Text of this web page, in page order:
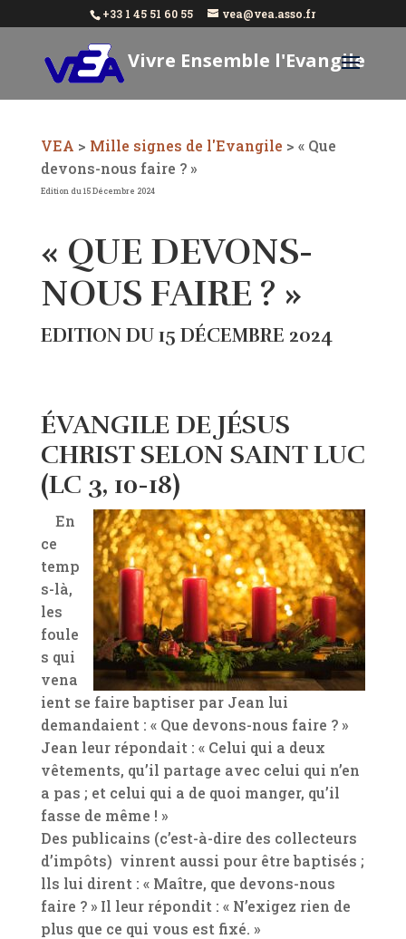
+33 1 45 51 60 55 vea@vea.asso.fr
Vivre Ensemble l'Evangile
VEA > Mille signes de l'Evangile > « Que
devons-nous faire ? »
Edition du 15 Décembre 2024
« QUE DEVONS-
NOUS FAIRE ? »
EDITION DU 15 DÉCEMBRE 2024
ÉVANGILE DE JÉSUS
CHRIST SELON SAINT LUC
(LC 3, 10-18)
En
ce
temp
s-là,
les
foule
s qui
vena
ient se faire baptiser par Jean lui
demandaient : « Que devons-nous faire ? »
Jean leur répondait : « Celui qui a deux
vêtements, qu’il partage avec celui qui n’en
a pas ; et celui qui a de quoi manger, qu’il
fasse de même ! »
Des publicains (c’est-à-dire des collecteurs
d’impôts) vinrent aussi pour être baptisés ;
lls lui dirent : « Maître, que devons-nous
faire ? » Il leur répondit : « N’exigez rien de
plus que ce qui vous est fixé. »